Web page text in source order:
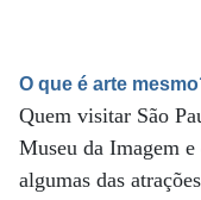
O que é arte
Quem visitar São
Museu da Imagem
algumas das